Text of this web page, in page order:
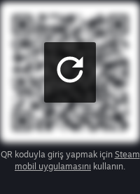
QR koduyla giriş yapmak için Steam
mobil uygulamasını kullanın.